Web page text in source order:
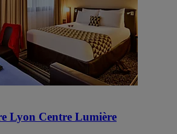
Lyon Centre Lumière